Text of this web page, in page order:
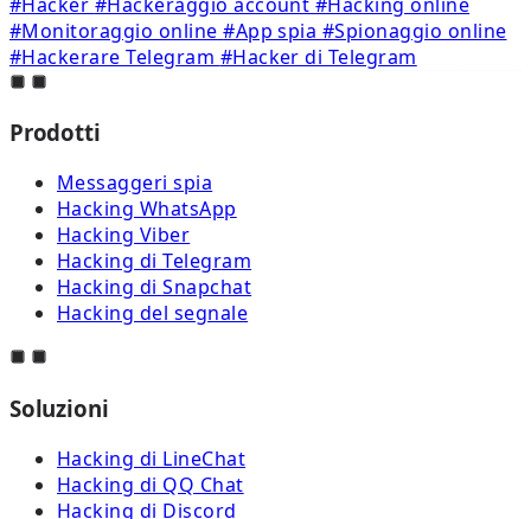
#Monitoraggio online#App spia #Spionaggio online
#Hackerare Telegram #Hacker di Telegram
Prodotti
Messaggeri spia
Hacking WhatsApp
Hacking Viber
Hacking di Telegram
Hacking di Snapchat
Hacking del segnale
Soluzioni
Hacking di LineChat
Hacking di QQ Chat
Hacking di Discord